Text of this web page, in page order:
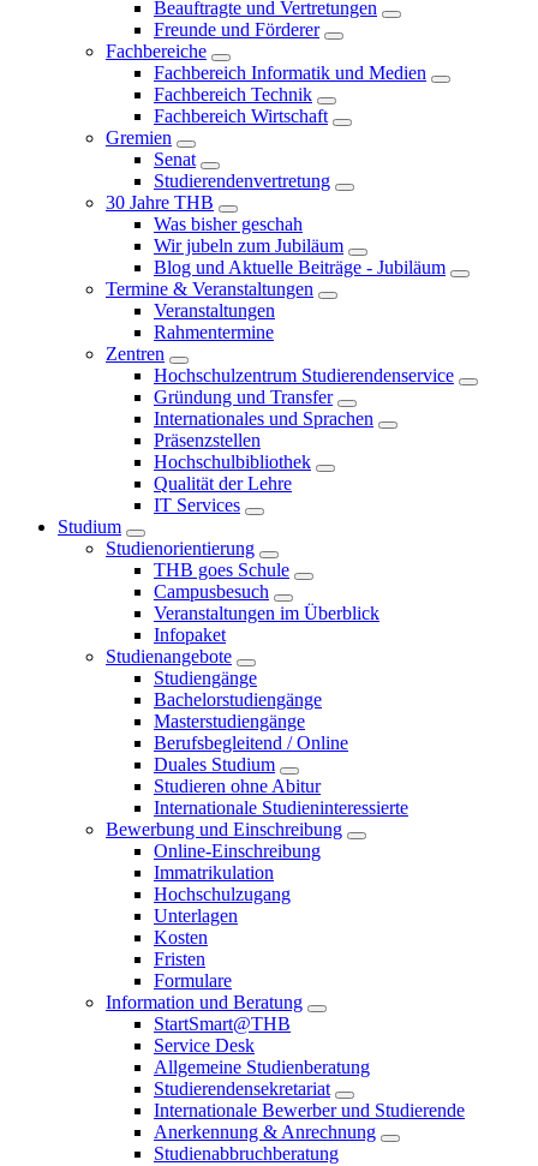
Beauftragte und Vertretungen
Freunde und Förderer
Fachbereiche
Fachbereich Informatik und Medien
Fachbereich Technik
Fachbereich Wirtschaft
Gremien
Senat
Studierendenvertretung
30 Jahre THB
Was bisher geschah
Wir jubeln zum Jubiläum
Blog und Aktuelle Beiträge - Jubiläum
Termine & Veranstaltungen
Veranstaltungen
Rahmentermine
Zentren
Hochschulzentrum Studierendenservice
Gründung und Transfer
Internationales und Sprachen
Präsenzstellen
Hochschulbibliothek
Qualität der Lehre
IT Services
Studium
Studienorientierung
THB goes Schule
Campusbesuch
Veranstaltungen im Überblick
Infopaket
Studienangebote
Studiengänge
Bachelorstudiengänge
Masterstudiengänge
Berufsbegleitend / Online
Duales Studium
Studieren ohne Abitur
Internationale Studieninteressierte
Bewerbung und Einschreibung
Online-Einschreibung
Immatrikulation
Hochschulzugang
Unterlagen
Kosten
Fristen
Formulare
Information und Beratung
StartSmart@THB
Service Desk
Allgemeine Studienberatung
Studierendensekretariat
Internationale Bewerber und Studierende
Anerkennung & Anrechnung
Studienabbruchberatung